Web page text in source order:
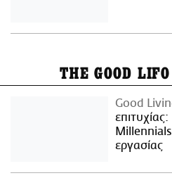
THE GOOD LIFO
Good
εργασίας